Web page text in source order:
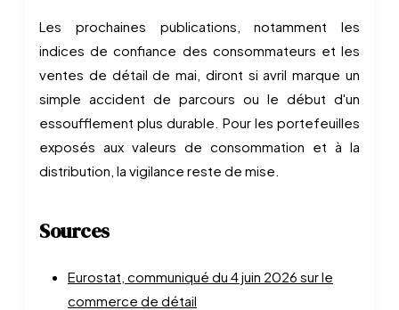
Les prochaines publications, notamment les
indices de confiance des consommateurs et les
ventes de détail de mai, diront si avril marque un
simple accident de parcours ou le début d'un
essoufflement plus durable. Pour les portefeuilles
exposés aux valeurs de consommation et à la
distribution, la vigilance reste de mise.
Sources
Eurostat, communiqué du 4 juin 2026 sur le
commerce de détail